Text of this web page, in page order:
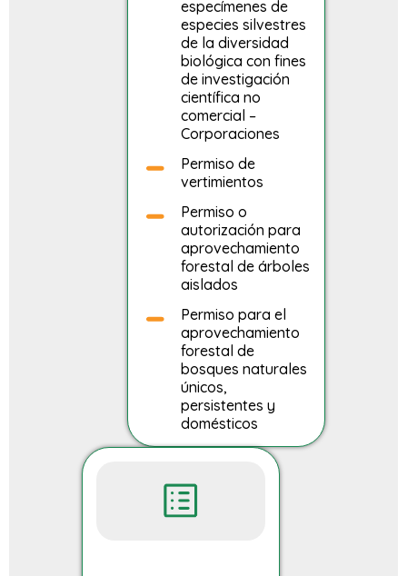
especímenes de
especies silvestres
de la diversidad
biológica con fines
de investigación
científica no
comercial –
Corporaciones
Permiso de
vertimientos
Permiso o
autorización para
aprovechamiento
forestal de árboles
aislados
Permiso para el
aprovechamiento
forestal de
bosques naturales
únicos,
persistentes y
domésticos